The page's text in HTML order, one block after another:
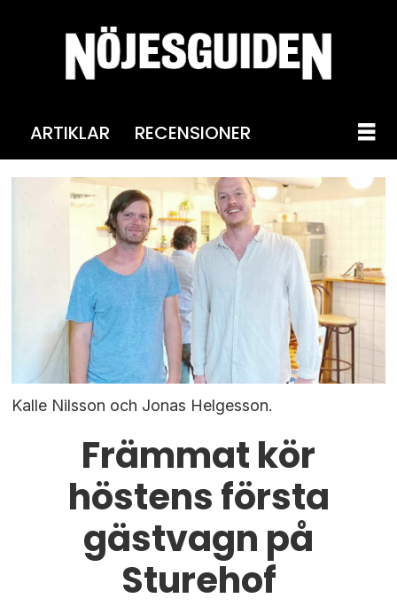
ARTIKLAR RECENSIONER
Kalle Nilsson och Jonas Helgesson.
Främmat kör
höstens första
gästvagn på
Sturehof